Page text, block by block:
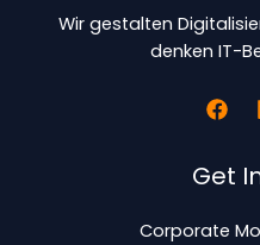
Wir gestalten
denken IT-
Get
Corporate